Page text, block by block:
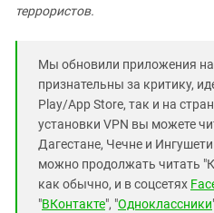
террористов.
Мы обновили приложения на
признательны за критику,
Play/App Store, так и на
установки VPN вы можете
Дагестане, Чечне и
можно продолжать читать
как обычно, и в соцсетях
"ВКонтакте", "Одноклассники